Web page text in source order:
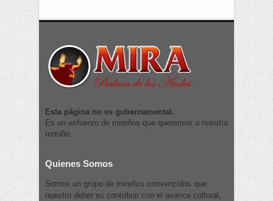
Esta página no es gubernamental.
Es un esfuerzo de mireños que queremos a nuestro
terruño.
Quienes Somos
Somos un grupo de mireños convencidos que
nuestro deber es contribuir con el avance cultural,